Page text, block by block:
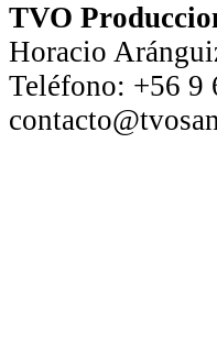
TVO
Horacio
Teléfono: +56 9